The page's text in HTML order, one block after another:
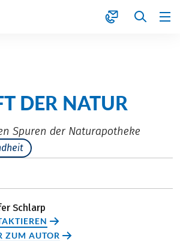
DER NATUR
Spuren der Naturapotheke
Schlarp
ZUM AUTOR